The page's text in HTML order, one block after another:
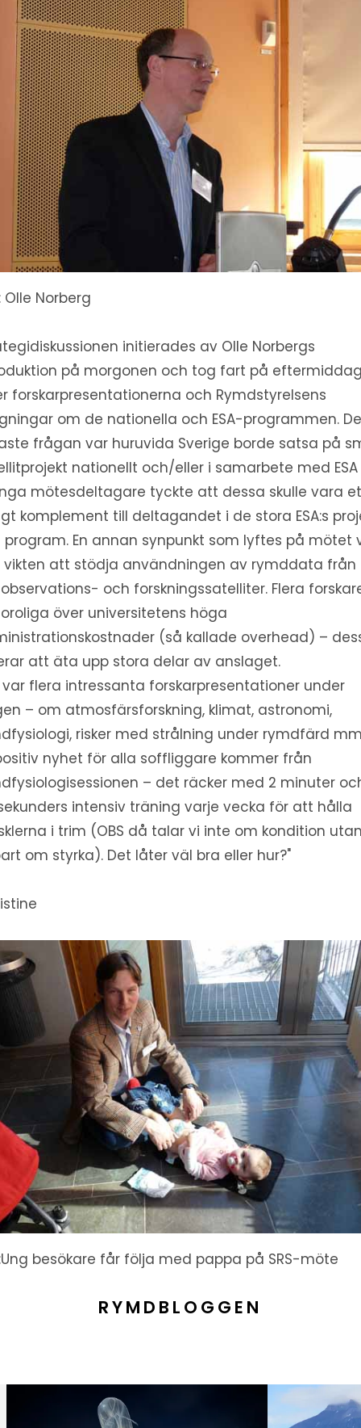
Olle Norberg
initierades av Olle Norbergs
på morgonen och tog fart på
forskarpresentationerna och Rymdstyrelsens
om de nationella och ESA-programmen.
frågan var huruvida Sverige borde satsa på
nationellt och/eller i samarbete med ESA
mötesdeltagare tyckte att dessa skulle vara
komplement till deltagandet i de stora ESA:s
program. En annan synpunkt som lyftes på mötet
vikten att stödja användningen av rymddata från
och forskningssatelliter. Flera
över universitetens höga
(så kallade overhead) –
att äta upp stora delar av anslaget.
var flera intressanta forskarpresentationer under
– om atmosfärsforskning, klimat, astronomi,
risker med strålning under rymdfärd
nyhet för alla soffliggare kommer från
– det räcker med 2 minuter
intensiv träning varje vecka för att hålla
i trim (OBS då talar vi inte om kondition utan
om styrka). Det låter väl bra eller hur?"
besökare får följa med pappa på SRS-möte
RYMDBLOGGEN